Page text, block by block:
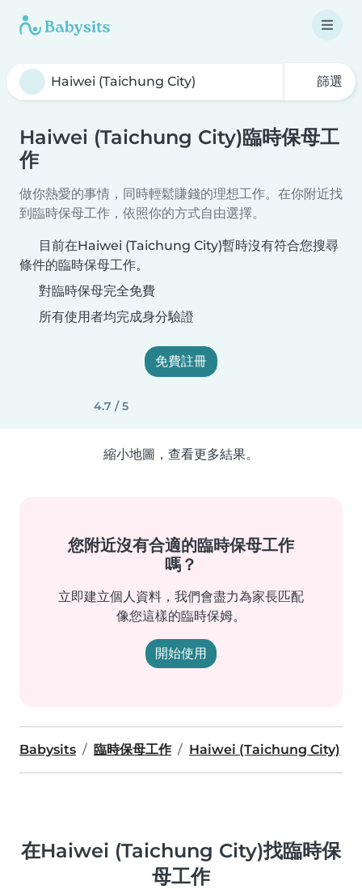
篩選
Haiwei (Taichung City)臨時保母工
作
做你熱愛的事情，同時輕鬆賺錢的理想工作。在你附近找
到臨時保母工作，依照你的方式自由選擇。
目前在Haiwei (Taichung City)暫時沒有符合您搜尋
條件的臨時保母工作。
對臨時保母完全免費
所有使用者均完成身分驗證
免費註冊
4.7 / 5
縮小地圖，查看更多結果。
您附近沒有合適的臨時保母工作
嗎？
立即建立個人資料，我們會盡力為家長匹配
像您這樣的臨時保姆。
開始使用
Babysits 臨時保母工作 Haiwei (Taichung City)
在Haiwei (Taichung City)找臨時保
母工作